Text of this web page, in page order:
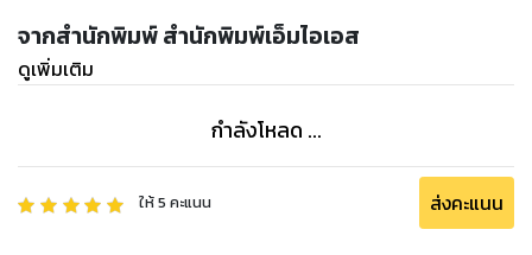
จากสำนักพิมพ์ สำนักพิมพ์เอ็มไอเอส
ดูเพิ่มเติม
กำลังโหลด ...
ให้5 คะแนน ส่งคะแนน